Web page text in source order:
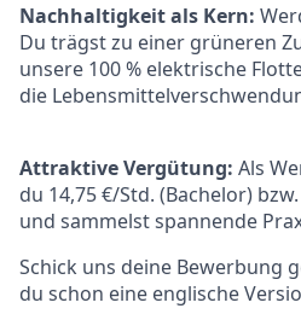
Nachhaltigkeit als Kern:
Du trägst zu einer grüneren
unsere 100 % elektrische
die
Attraktive Vergütung: Als
du 14,75 €/Std. (Bachelor)
und sammelst spannende
Schick uns deine Bewerbung
du schon eine englische